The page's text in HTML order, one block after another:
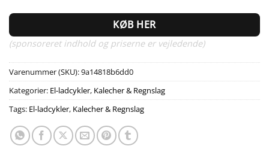
KØB HER
(sponsoreret indhold og priserne er vejledende)
Varenummer (SKU):9a14818b6dd0
Kategorier: El-ladcykler, Kalecher & Regnslag
Tags: El-ladcykler, Kalecher & Regnslag